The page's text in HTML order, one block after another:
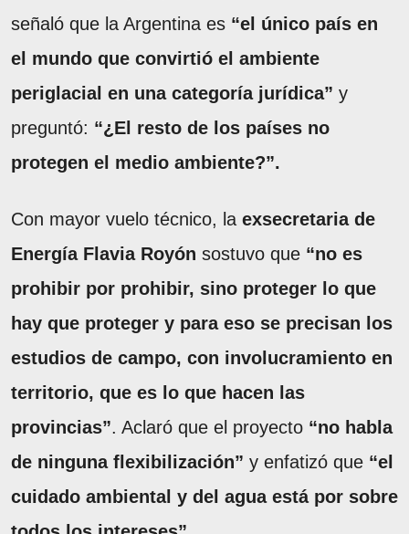
señaló que la Argentina es “el único país en
el mundo que convirtió el ambiente
periglacial en una categoría jurídica” y
preguntó: “¿El resto de los países no
protegen el medio ambiente?”.
Con mayor vuelo técnico, la exsecretaria de
Energía Flavia Royón sostuvo que “no es
prohibir por prohibir, sino proteger lo que
hay que proteger y para eso se precisan los
estudios de campo, con involucramiento en
territorio, que es lo que hacen las
provincias”. Aclaró que el proyecto “no habla
de ninguna flexibilización” y enfatizó que “el
cuidado ambiental y del agua está por sobre